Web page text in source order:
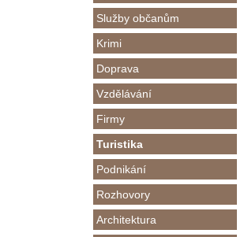
Služby občanům
Krimi
Doprava
Vzdělávání
Firmy
Turistika
Podnikání
Rozhovory
Architektura